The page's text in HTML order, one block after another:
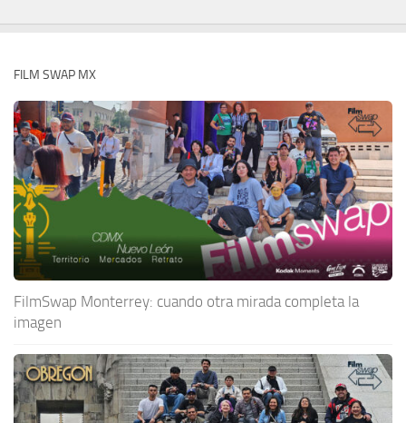
FILM SWAP MX
FilmSwap Monterrey: cuando otra mirada completa la
imagen